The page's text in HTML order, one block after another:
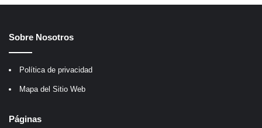
Sobre Nosotros
Política de privacidad
Mapa del Sitio Web
Páginas